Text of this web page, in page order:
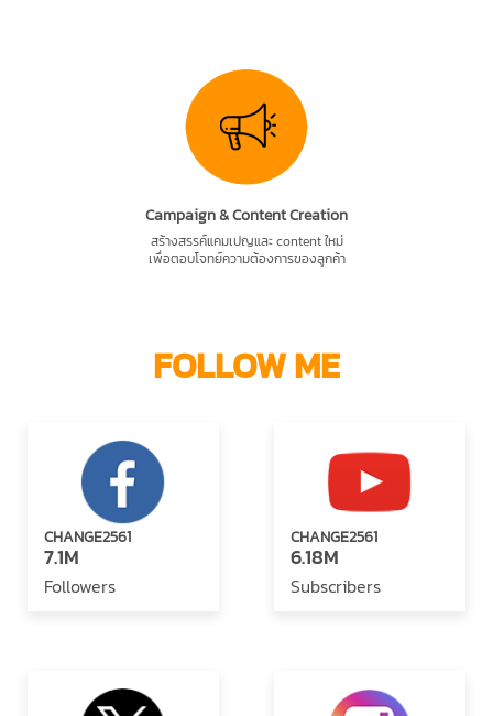
Campaign & Content Creation
สร้างสรรค์แคมเปญและ content ใหม่
เพื่อตอบโจทย์ความต้องการของลูกค้า
FOLLOW ME
CHANGE2561
7.1M
Followers
CHANGE2561
6.18M
Subscribers